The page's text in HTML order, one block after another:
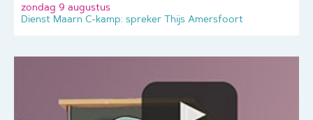
zondag 9 augustus
Dienst Maarn C-kamp: spreker Thijs Amersfoort